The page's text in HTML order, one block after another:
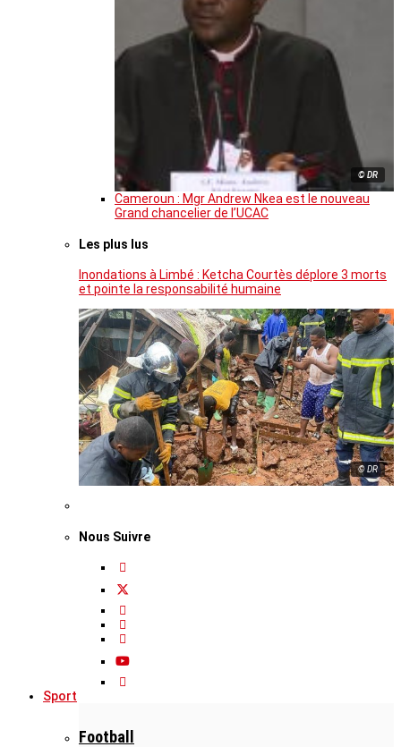
© DR
Cameroun : Mgr Andrew Nkea est le nouveau
Grand chancelier de l’UCAC
Les plus lus
Inondations à Limbé : Ketcha Courtès déplore 3 morts
et pointe la responsabilité humaine
© DR
Nous Suivre
Sport
Football